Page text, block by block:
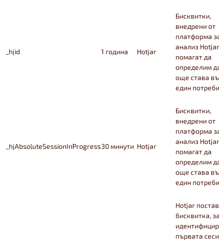
_hjid 1 година Hotjar
Бисквитки,
внедрени от
платформа
анализ
помагат да
определим
още става
един
_hjAbsoluteSessionInProgress30 минути Hotjar
Бисквитки,
внедрени от
платформа
анализ
помагат да
определим
още става
един
Hotjar
бисквитка,
първата